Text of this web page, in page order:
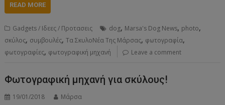
READ MORE
Gadgets / Ιδεες / Προτασεις dog, Marsa's Dog News, photo,
σκύλος, συμβουλές,Τα ΣκυλοΝέα Της Μάρσας, φωτογραφία,
φωτογραφίες, φωτογραφική μηχανή Leave a comment
Φωτογραφική μηχανή για σκύλους!
19/01/2018 Μάρσα